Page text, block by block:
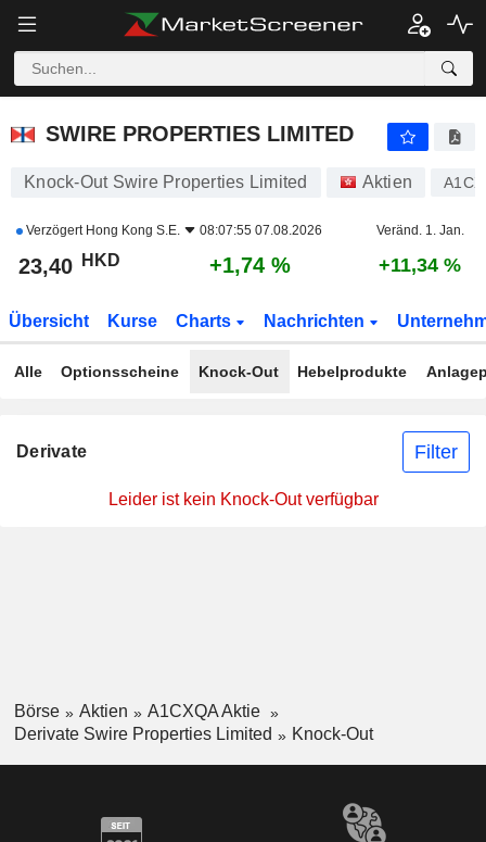
SWIRE PROPERTIES LIMITED
SWIRE PROPERTIES LIMITED
Knock-Out Swire Properties Limited Aktien
Verzögert Hong Kong S.E. 08:07:55 07.08.2026 Veränd. 1. Jan.
23,40 HKD +1,74 % +11,34 %
Übersicht Kurse Charts Nachrichten
Alle Optionsscheine Knock-Out Hebelprodukte
Derivate Filter
Leider ist kein Knock-Out verfügbar
Börse Aktien
A1CXQA Aktie
Derivate Swire Properties Limited
Knock-Out